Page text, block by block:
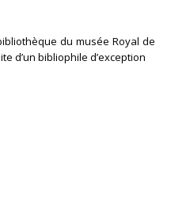
du musée Royal de
d’un bibliophile d’exception